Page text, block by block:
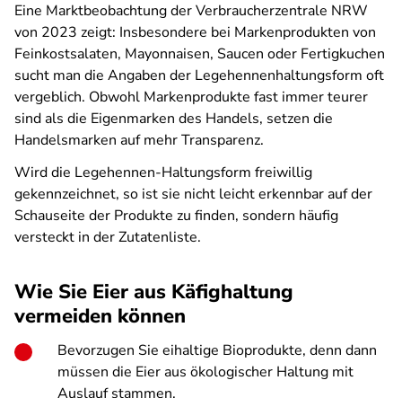
Eine Marktbeobachtung der Verbraucherzentrale NRW
von 2023 zeigt: Insbesondere bei Markenprodukten von
Feinkostsalaten, Mayonnaisen, Saucen oder Fertigkuchen
sucht man die Angaben der Legehennenhaltungsform oft
vergeblich. Obwohl Markenprodukte fast immer teurer
sind als die Eigenmarken des Handels, setzen die
Handelsmarken auf mehr Transparenz.
Wird die Legehennen-Haltungsform freiwillig
gekennzeichnet, so ist sie nicht leicht erkennbar auf der
Schauseite der Produkte zu finden, sondern häufig
versteckt in der Zutatenliste.
Wie Sie Eier aus Käfighaltung
vermeiden können
Bevorzugen Sie eihaltige Bioprodukte, denn dann
müssen die Eier aus ökologischer Haltung mit
Auslauf stammen.